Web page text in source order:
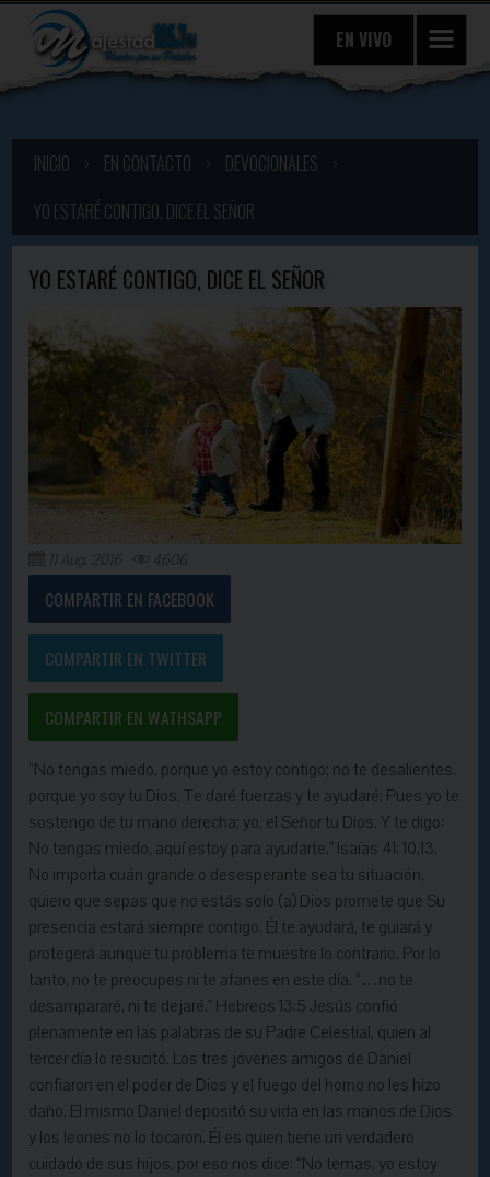
EN VIVO
INICIO EN CONTACTO DEVOCIONALES
YO ESTARÉ CONTIGO, DICE EL SEÑOR
YO ESTARÉ CONTIGO, DICE EL SEÑOR
11 Aug, 2016 4606
COMPARTIR EN FACEBOOK
COMPARTIR EN TWITTER
COMPARTIR EN WATHSAPP
“No tengas miedo, porque yo estoy contigo; no te desalientes,
porque yo soy tu Dios. Te daré fuerzas y te ayudaré; Pues yo te
sostengo de tu mano derecha; yo, el Señor tu Dios. Y te digo:
No tengas miedo, aquí estoy para ayudarte.” Isaías 41: 10,13.
No importa cuán grande o desesperante sea tu situación,
quiero que sepas que no estás solo (a) Dios promete que Su
presencia estará siempre contigo. Él te ayudará, te guiará y
protegerá aunque tu problema te muestre lo contrario. Por lo
tanto, no te preocupes ni te afanes en este día. “…no te
desampararé, ni te dejaré.” Hebreos 13:5 Jesús confió
plenamente en las palabras de su Padre Celestial, quien al
tercer día lo resucitó. Los tres jóvenes amigos de Daniel
confiaron en el poder de Dios y el fuego del horno no les hizo
daño. El mismo Daniel depositó su vida en las manos de Dios
y los leones no lo tocaron. Él es quien tiene un verdadero
cuidado de sus hijos, por eso nos dice: “No temas, yo estoy